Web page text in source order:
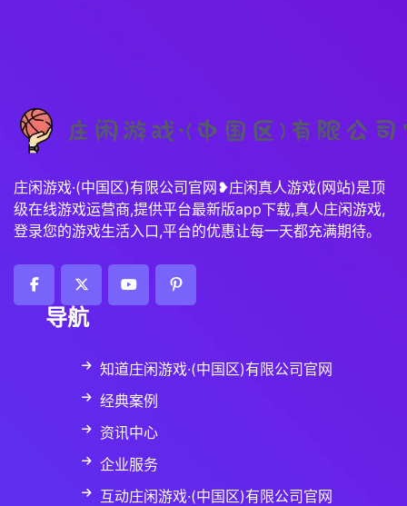
庄闲游戏·(中国区)有限公司官网❥庄闲真人游戏(网站)是顶
级在线游戏运营商,提供平台最新版app下载,真人庄闲游戏,
登录您的游戏生活入口,平台的优惠让每一天都充满期待。
导航
知道庄闲游戏·(中国区)有限公司官网
经典案例
资讯中心
企业服务
互动庄闲游戏·(中国区)有限公司官网